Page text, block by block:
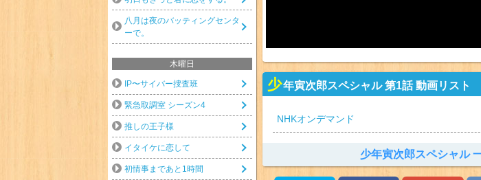
少年寅次郎スペシャル 第1話 動画リスト
NHKオンデマンド
少年寅次郎スペシャル
八月は夜のバッティングセンタ
ーで。
木曜日
IP〜サイバー捜査班
緊急取調室 シーズン4
推しの王子様
イタイケに恋して
初情事まであと1時間